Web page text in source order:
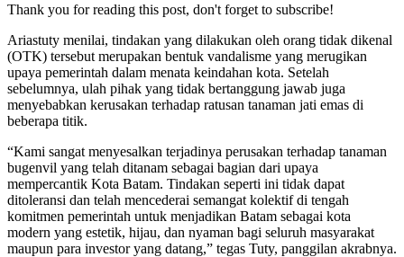
Thank you for reading this post, don't forget to subscribe!
Ariastuty menilai, tindakan yang dilakukan oleh orang tidak dikenal
(OTK) tersebut merupakan bentuk vandalisme yang merugikan
upaya pemerintah dalam menata keindahan kota. Setelah
sebelumnya, ulah pihak yang tidak bertanggung jawab juga
menyebabkan kerusakan terhadap ratusan tanaman jati emas di
beberapa titik.
“Kami sangat menyesalkan terjadinya perusakan terhadap tanaman
bugenvil yang telah ditanam sebagai bagian dari upaya
mempercantik Kota Batam. Tindakan seperti ini tidak dapat
ditoleransi dan telah mencederai semangat kolektif di tengah
komitmen pemerintah untuk menjadikan Batam sebagai kota
modern yang estetik, hijau, dan nyaman bagi seluruh masyarakat
maupun para investor yang datang,” tegas Tuty, panggilan akrabnya.